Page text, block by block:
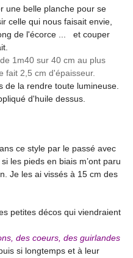
une belle planche pour se
celle qui nous faisait envie,
de l'écorce ... et couper
1m40 sur 40 cm au plus
fait 2,5 cm d'épaisseur.
de la rendre toute lumineuse.
d'huile dessus.
ce style par le passé avec
les pieds en biais m’ont paru
Je les ai vissés à 15 cm des
petites décos qui viendraient
des coeurs, des guirlandes
si longtemps et à leur